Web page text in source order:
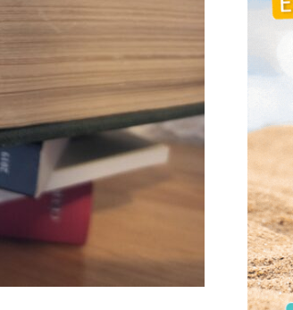
Hebdo25